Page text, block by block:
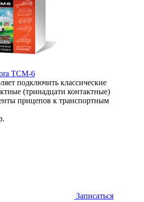
TCM-6
подключить классические
(тринадцати контактные)
прицепов к транспортным
Записаться